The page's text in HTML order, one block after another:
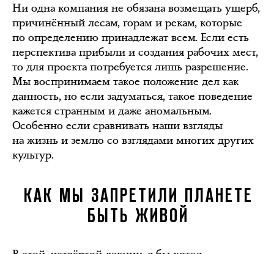
Ни одна компания не обязана возмещать ущерб,
причинённый лесам, горам и рекам, которые
по определению принадлежат всем. Если есть
перспектива прибыли и создания рабочих мест,
то для проекта потребуется лишь разрешение.
Мы воспринимаем такое положение дел как
данность, но если задуматься, такое поведение
кажется странным и даже аномальным.
Особенно если сравнивать наши взгляды
на жизнь и землю со взглядами многих других
культур.
КАК МЫ ЗАПРЕТИЛИ ПЛАНЕТЕ
БЫТЬ ЖИВОЙ